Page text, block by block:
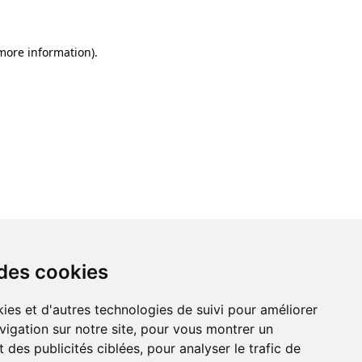
cookies
et d'autres technologies de suivi pour améliorer
sur notre site, pour vous montrer un
des publicités ciblées, pour analyser le trafic de
information).